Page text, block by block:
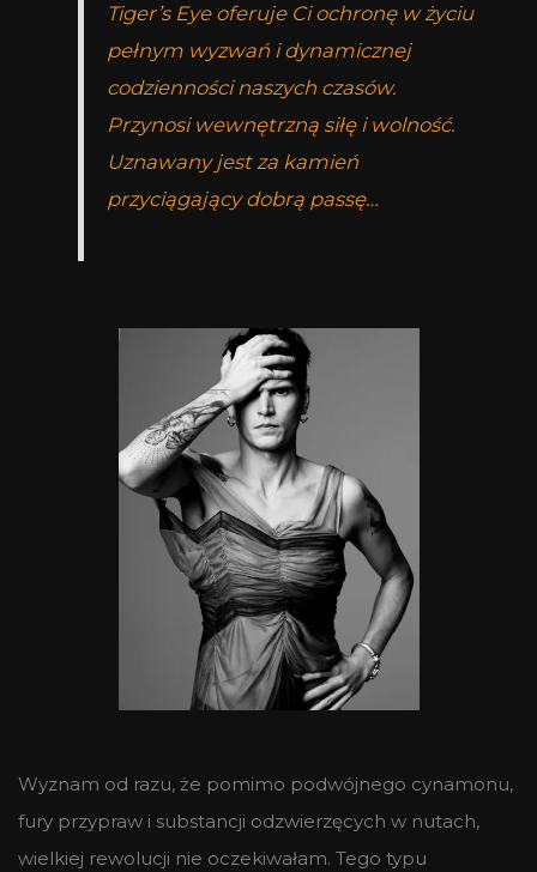
Tiger’s Eye oferuje Ci ochronę w życiu
pełnym wyzwań i dynamicznej
codzienności naszych czasów.
Przynosi wewnętrzną siłę i wolność.
Uznawany jest za kamień
przyciągający dobrą passę…
Wyznam od razu, że pomimo podwójnego cynamonu,
fury przypraw i substancji odzwierzęcych w nutach,
wielkiej rewolucji nie oczekiwałam. Tego typu